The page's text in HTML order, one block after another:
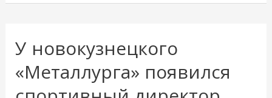
У новокузнецкого
«Металлурга» появился
У
новокузнецкого
«Металлурга»